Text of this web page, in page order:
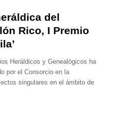
del
Rico, I Premio
Heráldicos y Genealógicos ha
por el Consorcio en la
singulares en el ámbito de